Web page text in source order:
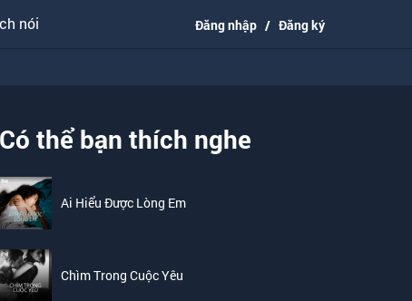
nói Đăng nhập / Đăng ký
Có thể bạn thích nghe
Ai Hiểu Được Lòng Em
Chìm Trong Cuộc Yêu